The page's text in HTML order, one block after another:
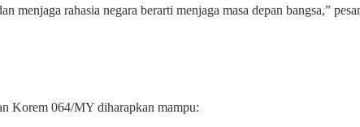
menjaga rahasia negara berarti menjaga masa depan bangsa,”
Korem 064/MY diharapkan mampu: